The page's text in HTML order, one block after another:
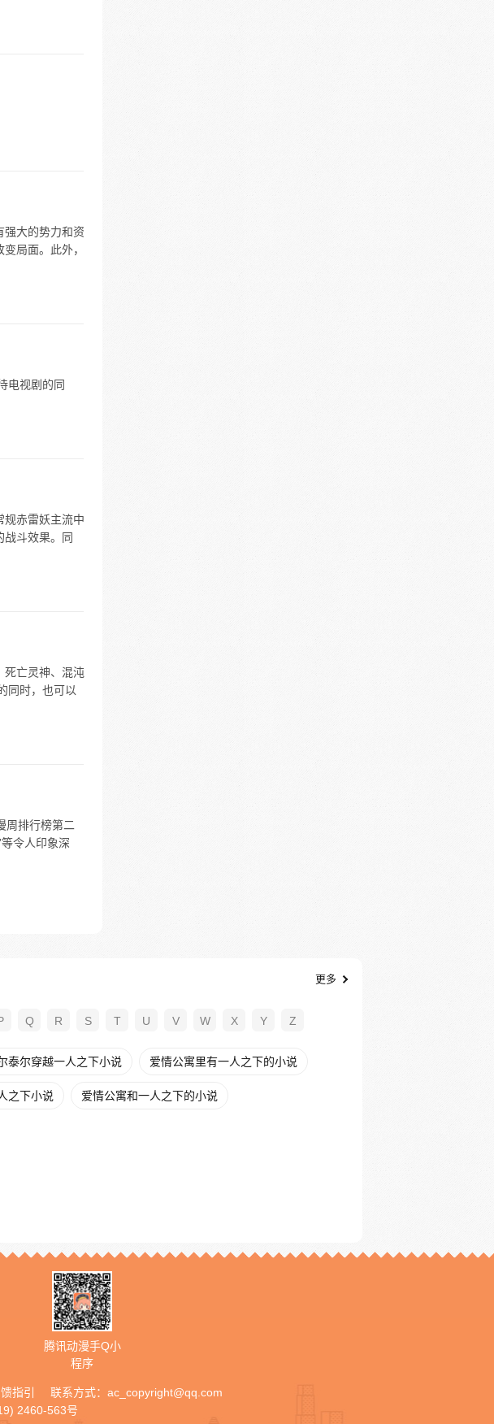
强大的势力和资
局面。此外，
电视剧的同
规赤雷妖主流中
斗效果。同
死亡灵神、混沌
同时，也可以
周排行榜第二
令人印象深
更多
Q R S T U V W X Y Z
泰尔穿越一人之下小说 爱情公寓里有一人之下的小说
之下小说 爱情公寓和一人之下的小说
腾讯动漫手Q小
程序
指引 联系方式： ac_copyright@qq.com
2460-563号